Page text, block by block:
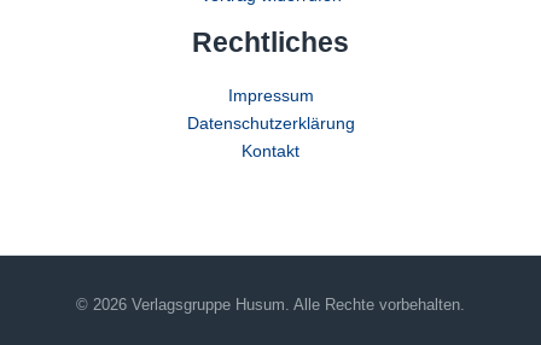
Rechtliches
Impressum
Datenschutzerklärung
Kontakt
© 2026 Verlagsgruppe Husum. Alle Rechte vorbehalten.